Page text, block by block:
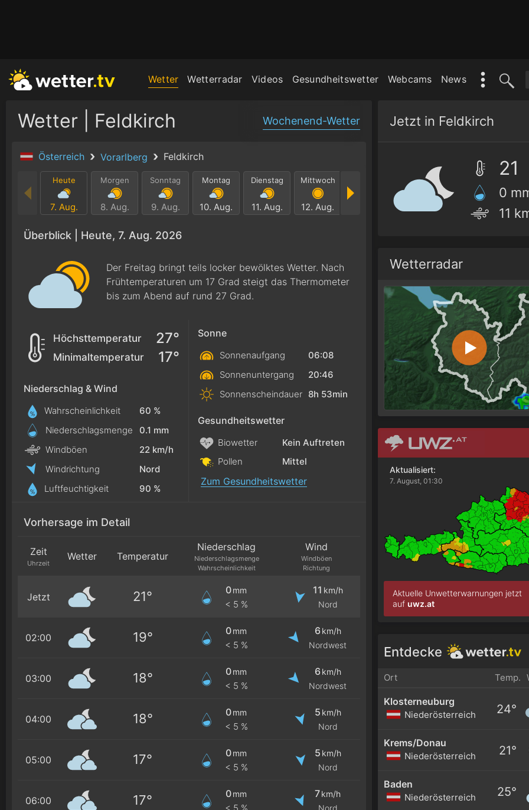
Wetter Wetterradar Videos Gesundheitswetter Webcams News
Wetter | Feldkirch Wochenend-Wetter
Österreich Vorarlberg Feldkirch
Heute
7. Aug.
Morgen
8. Aug.
Sonntag
9. Aug.
Montag
10. Aug.
Dienstag
11. Aug.
Mittwoch
12. Aug.
Freitag
15. Aug. 16.
Überblick | Heute, 7. Aug. 2026
Der Freitag bringt teils locker bewölktes Wetter. Nach
Frühtemperaturen um 17 Grad steigt das Thermometer
bis zum Abend auf rund 27 Grad.
Höchsttemperatur 27°
Minimaltemperatur 17°
Niederschlag & Wind
Wahrscheinlichkeit
60 %
Niederschlagsmenge
0.1 mm
Windböen
22 km/h
Windrichtung
Nord
Luftfeuchtigkeit
90 %
Sonne
Sonnenaufgang
06:08
Sonnenuntergang
20:46
Sonnenscheindauer 8h 53min
Gesundheitswetter
Biowetter
Kein Auftreten
Pollen
Mittel
Zum Gesundheitswetter
Vorhersage im Detail
Zeit
Uhrzeit
Wetter Temperatur
Niederschlag
Niederschlagsmenge
Wahrscheinlichkeit
Wind
Windböen
Richtung
Jetzt 21° 0mm
< 5 %
11 km/h
Nord
02:00 19° 0mm
< 5 %
6 km/h
Nordwest
03:00 18° 0mm
< 5 %
6 km/h
Nordwest
04:00 18° 0mm
< 5 %
5 km/h
Nord
05:00 17° 0mm
< 5 %
5 km/h
Nord
06:00 17° 0mm
< 5 %
7km/h
Nord
Jetzt in Feldkirch
21
0
11
Wetterradar
Aktualisiert:
7. August, 01:30
Aktuelle Unwetterwarnungen jetzt
auf uwz.at
Entdecke
Ort Temp.
Klosterneuburg
Niederösterreich 24°
Krems/Donau
Niederösterreich 21°
Baden
Niederösterreich 25°